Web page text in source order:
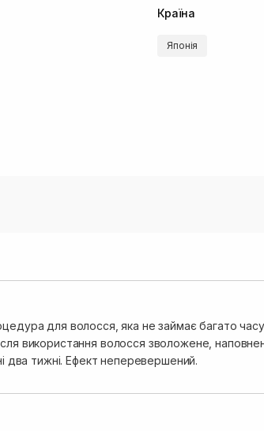
Країна
Японія
для волосся, яка не займає багато
використання волосся зволожене,
два тижні. Ефект неперевершений.